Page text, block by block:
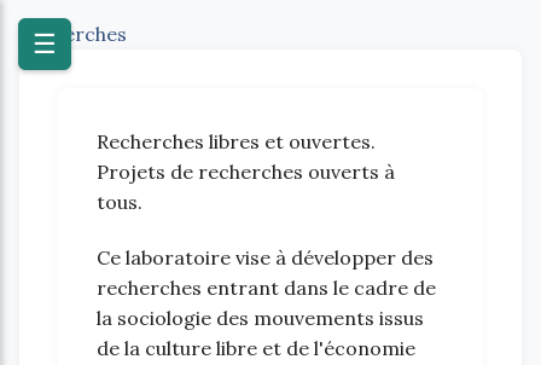
☰
Recherches
Recherches libres et ouvertes.
Projets de recherches ouverts à
tous.
Ce laboratoire vise à développer des
recherches entrant dans le cadre de
la sociologie des mouvements issus
de la culture libre et de l'économie